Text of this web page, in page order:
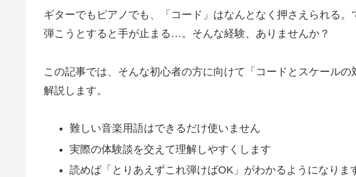
ギターでもピアノでも、「コード」はなんとなく押さえられる
弾こうとすると手が止まる…。そんな経験、ありませんか？
この記事では、そんな初心者の方に向けて「コードとスケールの
解説します。
難しい音楽用語はできるだけ使いません
実際の体験談を交えて理解しやすくします
読めば「とりあえずこれ弾けばOK」がわかるようになりま